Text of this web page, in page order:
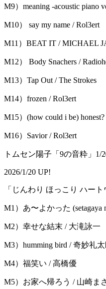
M9）meaning -acoustic piano
M10） say my name / Rol3ert
M11）BEAT IT / MICHAEL
M12） Body Snachers /
M13）Tap Out / The Strokes
M14）frozen / Rol3ert
M15）(how could i be)
M16）Savior / Rol3ert
トムセン陽子「9の音粋」1/
2026/1/20 UP!
「じんわり ほっこり ハート
M1）あ〜よかった (setagaya
M2）幸せな結末 / ⼤滝詠⼀
M3）humming bird / 奇妙礼
M4）福笑い / ⾼橋優
M5）お家へ帰ろう / 山崎ま